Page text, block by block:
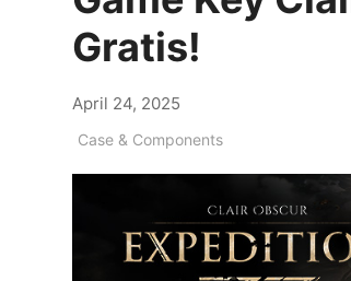
Gratis!
April 24, 2025
Case & Components